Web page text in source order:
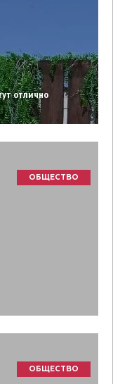
отлично
ОБЩЕСТВО
ОБЩЕСТВО